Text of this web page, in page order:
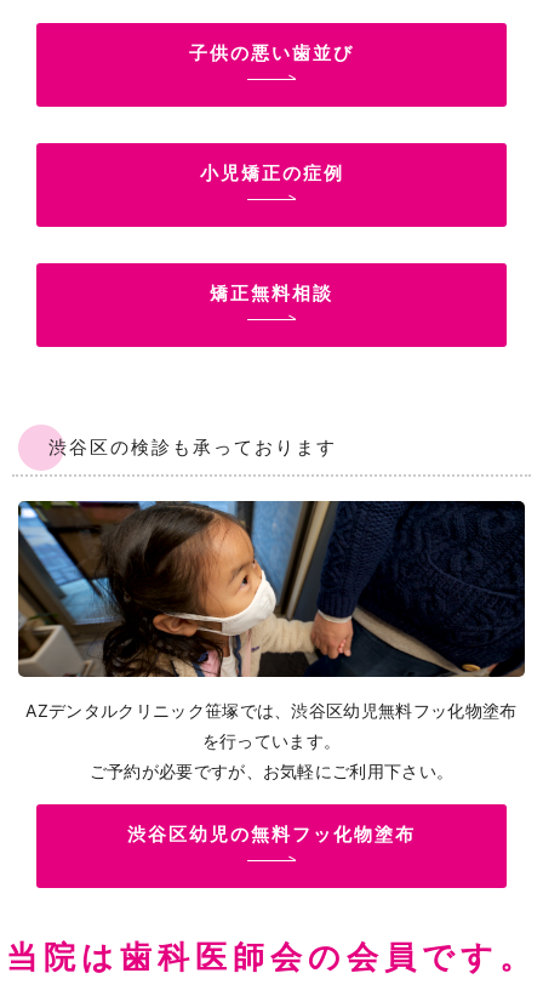
子供の悪い歯並び
小児矯正の症例
矯正無料相談
渋谷区の検診も承っております
AZデンタルクリニック笹塚では、渋谷区幼児無料フッ化物塗布
を行っています。
ご予約が必要ですが、お気軽にご利用下さい。
渋谷区幼児の無料フッ化物塗布
当院は歯科医師会の会員です。